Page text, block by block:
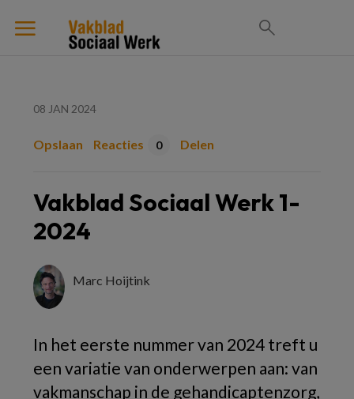
08 JAN 2024
Opslaan Reacties 0 Delen
Vakblad Sociaal Werk 1-
2024
Marc Hoijtink
In het eerste nummer van 2024 treft u
een variatie van onderwerpen aan: van
vakmanschap in de gehandicaptenzorg,